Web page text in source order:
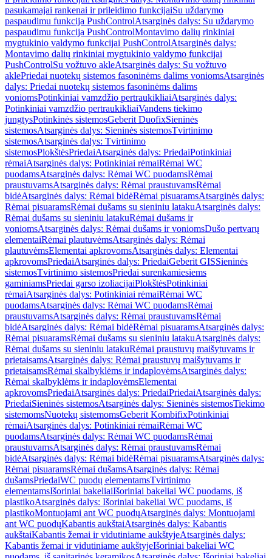
pasukamajai rankenai ir prileidimo funkcijaiSu uždarymo
paspaudimu funkcija PushControlAtsarginės dalys: Su uždarymo
paspaudimu funkcija PushControlMontavimo dalių rinkiniai
mygtukinio valdymo funkcijai PushControlAtsarginės dalys:
Montavimo dalių rinkiniai mygtukinio valdymo funkcijai
PushControlSu vožtuvo akleAtsarginės dalys: Su vožtuvo
aklePriedai nuotekų sistemos fasoninėms dalims voniomsAtsarginės
dalys: Priedai nuotekų sistemos fasoninėms dalims
voniomsPotinkiniai vamzdžio pertraukikliaiAtsarginės dalys:
Potinkiniai vamzdžio pertraukikliaiVandens tiekimo
jungtysPotinkinės sistemosGeberit DuofixSieninės
sistemosAtsarginės dalys: Sieninės sistemosTvirtinimo
sistemosAtsarginės dalys: Tvirtinimo
sistemosPlokštėsPriedaiAtsarginės dalys: PriedaiPotinkiniai
rėmaiAtsarginės dalys: Potinkiniai rėmaiRėmai WC
puodamsAtsarginės dalys: Rėmai WC puodamsRėmai
praustuvamsAtsarginės dalys: Rėmai praustuvamsRėmai
bidėAtsarginės dalys: Rėmai bidėRėmai pisuaramsAtsarginės dalys:
Rėmai pisuaramsRėmai dušams su sieniniu latakuAtsarginės dalys:
Rėmai dušams su sieniniu latakuRėmai dušams ir
voniomsAtsarginės dalys: Rėmai dušams ir voniomsDušo pertvarų
elementaiRėmai plautuvėmsAtsarginės dalys: Rėmai
plautuvėmsElementai apkrovomsAtsarginės dalys: Elementai
apkrovomsPriedaiAtsarginės dalys: PriedaiGeberit GISSieninės
sistemosTvirtinimo sistemosPriedai surenkamiesiems
gaminiamsPriedai garso izoliacijaiPlokštėsPotinkiniai
rėmaiAtsarginės dalys: Potinkiniai rėmaiRėmai WC
puodamsAtsarginės dalys: Rėmai WC puodamsRėmai
praustuvamsAtsarginės dalys: Rėmai praustuvamsRėmai
bidėAtsarginės dalys: Rėmai bidėRėmai pisuaramsAtsarginės dalys:
Rėmai pisuaramsRėmai dušams su sieniniu latakuAtsarginės dalys:
Rėmai dušams su sieniniu latakuRėmai praustuvų maišytuvams ir
prietaisamsAtsarginės dalys: Rėmai praustuvų maišytuvams ir
prietaisamsRėmai skalbyklėms ir indaplovėmsAtsarginės dalys:
Rėmai skalbyklėms ir indaplovėmsElementai
apkrovomsPriedaiAtsarginės dalys: PriedaiPriedaiAtsarginės dalys:
PriedaiSieninės sistemosAtsarginės dalys: Sieninės sistemosTiekimo
sistemomsNuotekų sistemomsGeberit KombifixPotinkiniai
rėmaiAtsarginės dalys: Potinkiniai rėmaiRėmai WC
puodamsAtsarginės dalys: Rėmai WC puodamsRėmai
praustuvamsAtsarginės dalys: Rėmai praustuvamsRėmai
bidėAtsarginės dalys: Rėmai bidėRėmai pisuaramsAtsarginės dalys:
Rėmai pisuaramsRėmai dušamsAtsarginės dalys: Rėmai
dušamsPriedaiWC puodų elementamsTvirtinimo
elementamsIšoriniai bakeliaiIšoriniai bakeliai WC puodams, iš
plastikoAtsarginės dalys: Išoriniai bakeliai WC puodams, iš
plastikoMontuojami ant WC puodųAtsarginės dalys: Montuojami
ant WC puodųKabantis aukštaiAtsarginės dalys: Kabantis
aukštaiKabantis žemai ir vidutiniame aukštyjeAtsarginės dalys:
Kabantis žemai ir vidutiniame aukštyjeIšoriniai bakeliai WC